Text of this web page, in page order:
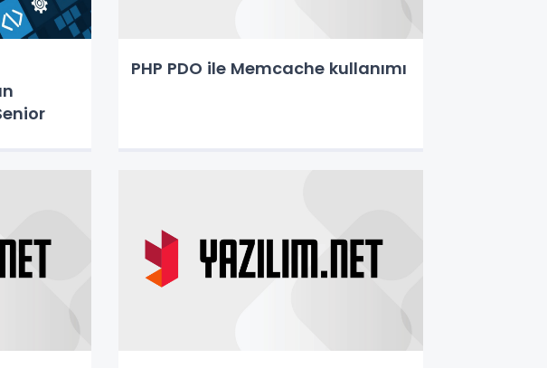
PHP PDO ile Memcache kullanımı